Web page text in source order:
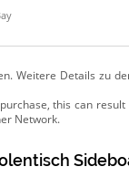
Weitere Details zu